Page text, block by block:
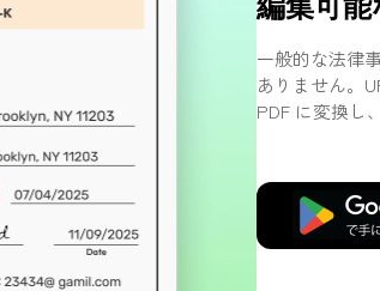
一般的な法律
ありません。
PDF に変換し
無料ダ